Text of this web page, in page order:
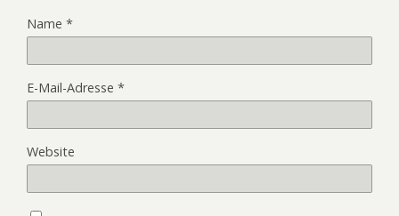
Name *
E-Mail-Adresse *
Website